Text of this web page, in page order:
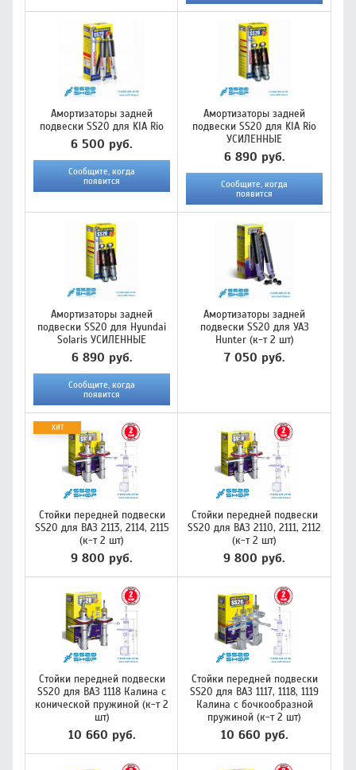
Амортизаторы задней
подвески SS20 для KIA Rio
6 500 руб.
Сообщите, когда
появится
Амортизаторы задней
подвески SS20 для KIA Rio
УСИЛЕННЫЕ
6 890 руб.
Сообщите, когда
появится
Амортизаторы задней
подвески SS20 для Hyundai
Solaris УСИЛЕННЫЕ
6 890 руб.
Сообщите, когда
появится
Амортизаторы задней
подвески SS20 для УАЗ
Hunter (к-т 2 шт)
7 050 руб.
ХИТ
Стойки передней подвески
SS20 для ВАЗ 2113, 2114, 2115
(к-т 2 шт)
9 800 руб.
Стойки передней подвески
SS20 для ВАЗ 2110, 2111, 2112
(к-т 2 шт)
9 800 руб.
Стойки передней подвески
SS20 для ВАЗ 1118 Калина с
конической пружиной (к-т 2
шт)
10 660 руб.
Стойки передней подвески
SS20 для ВАЗ 1117, 1118, 1119
Калина с бочкообразной
пружиной (к-т 2 шт)
10 660 руб.